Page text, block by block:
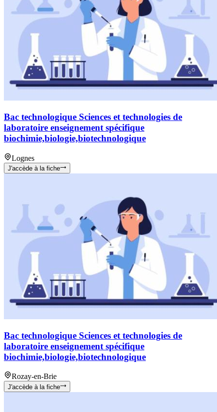
Bac technologique Sciences et technologies de
laboratoire enseignement spécifique
biochimie,biologie,biotechnologique
Lognes
J'accède à la fiche
Bac technologique Sciences et technologies de
laboratoire enseignement spécifique
biochimie,biologie,biotechnologique
Rozay-en-Brie
J'accède à la fiche